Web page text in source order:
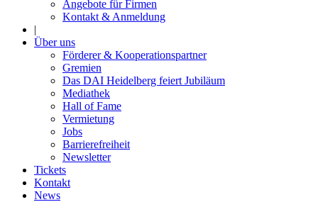
Angebote für Firmen
Kontakt & Anmeldung
|
Über uns
Förderer & Kooperationspartner
Gremien
Das DAI Heidelberg feiert Jubiläum
Mediathek
Hall of Fame
Vermietung
Jobs
Barrierefreiheit
Newsletter
Tickets
Kontakt
News